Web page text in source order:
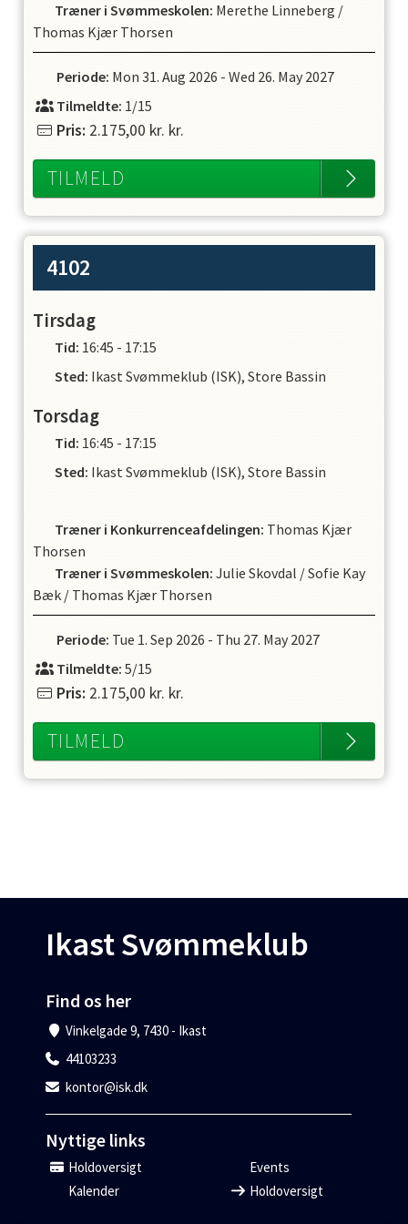
103 cm og den dybe ende er 210 cm. Der er både en
træner og hjælpetræner til stede.
På holdet undervises der 2 gange i ugen, for at sikre
øvrige tilbud.
Vi forbeholder os ret til at tilbyde plads på andre
hold, hvis barnets niveau ikke stemmer overens.
Træner i Svømmeskolen: Merethe Linneberg /
Thomas Kjær Thorsen
Periode: Mon 31. Aug 2026 - Wed 26. May 2027
Tilmeldte: 1/15
Pris: 2.175,00 kr. kr.
TILMELD
4102
Tirsdag
Tid: 16:45 - 17:15
Sted: Ikast Svømmeklub (ISK), Store Bassin
Torsdag
Tid: 16:45 - 17:15
Sted: Ikast Svømmeklub (ISK), Store Bassin
Træner i Konkurrenceafdelingen: Thomas Kjær
Thorsen
Træner i Svømmeskolen: Julie Skovdal /Sofie Kay
Bæk / Thomas Kjær Thorsen
Periode: Tue 1. Sep 2026 - Thu 27. May 2027
Tilmeldte: 5/15
Pris: 2.175,00 kr. kr.
TILMELD
Ikast Svømmeklub
Find os her
Vinkelgade 9, 7430 - Ikast
44103233
kontor@isk.dk
Nyttige links
Holdoversigt
Events
Kalender
Holdoversigt